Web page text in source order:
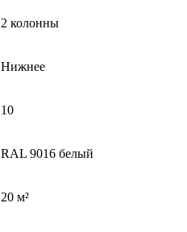
2 колонны
Нижнее
10
RAL 9016 белый
20 м²